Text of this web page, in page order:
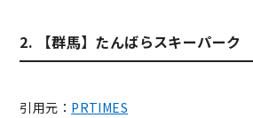
2. 【群馬】たんばらスキーパーク
引用元： PRTIMES